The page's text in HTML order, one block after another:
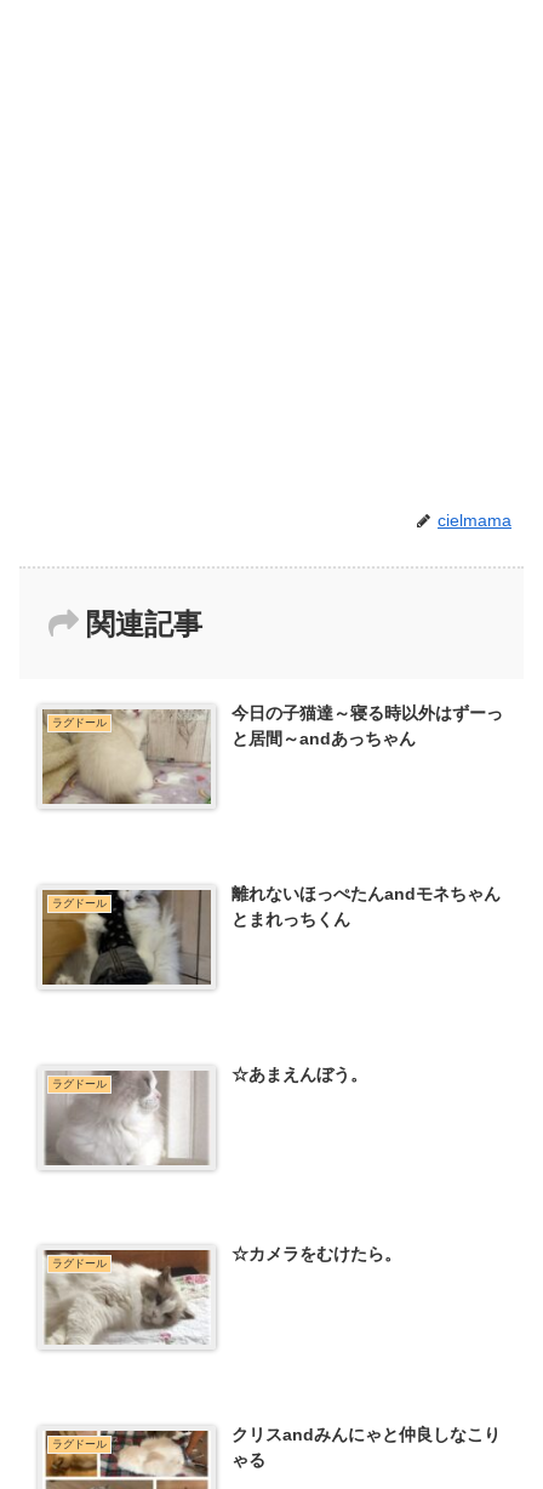
cielmama
関連記事
ラグドール
今日の子猫達～寝る時以外はずーっ
と居間～andあっちゃん
ラグドール
離れないほっぺたんandモネちゃん
とまれっちくん
ラグドール ☆あまえんぼう。
ラグドール ☆カメラをむけたら。
ラグドール
クリスandみんにゃと仲良しなこり
ゃる